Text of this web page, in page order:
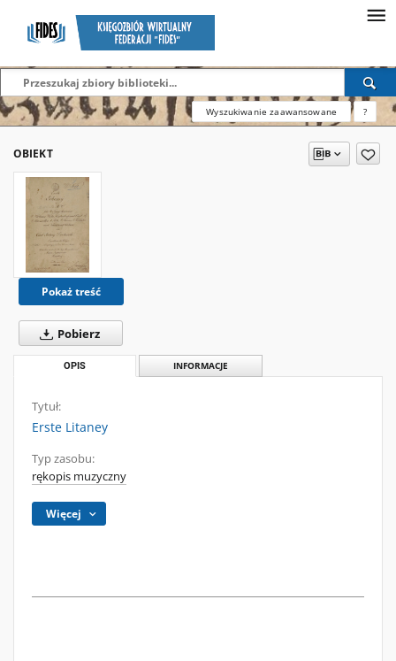
Wyszukiwanie zaawansowane ?
OBIEKT
Pokaż treść
Pobierz
OPIS INFORMACJE
Tytuł:
Erste Litaney
Typ zasobu:
rękopis muzyczny
Więcej